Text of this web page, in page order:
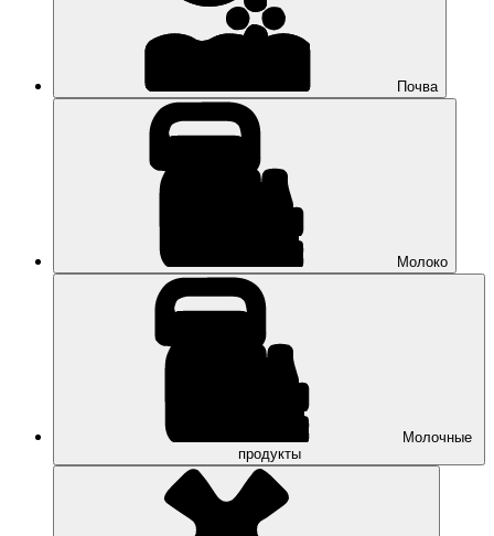
Почва
Молоко
Молочные
продукты